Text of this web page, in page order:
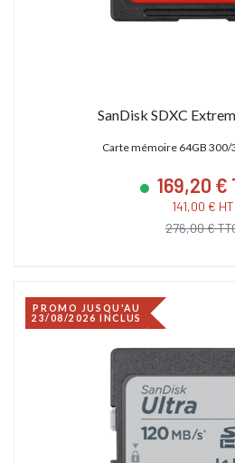
SanDisk SDXC
Carte mémoire 64GB 300/
169,20 €
141,00 € HT
276,00 €
PROMO JUSQU'AU
23/08/2026 INCLUS